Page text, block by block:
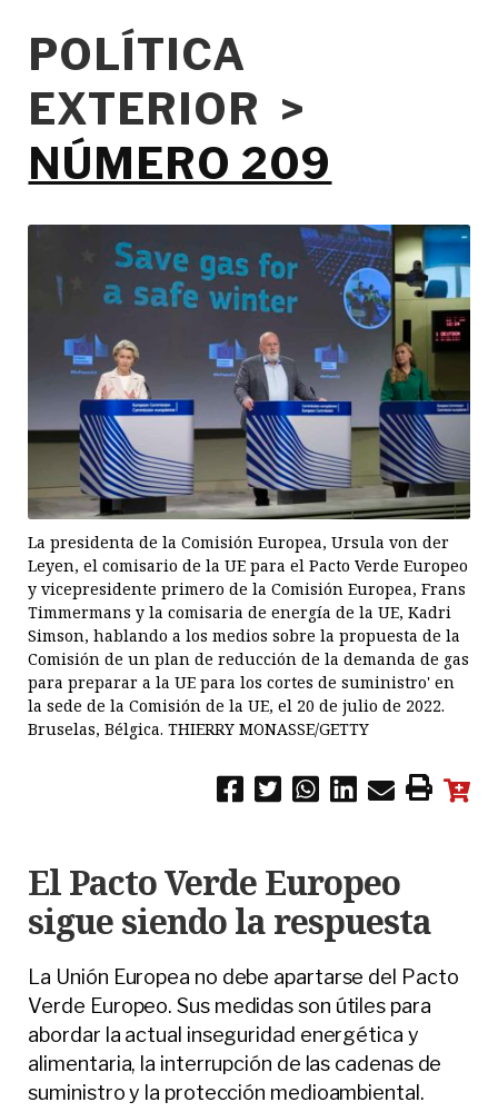
POLÍTICA
EXTERIOR >
NÚMERO 209
La presidenta de la Comisión Europea, Ursula von der
Leyen, el comisario de la UE para el Pacto Verde Europeo
y vicepresidente primero de la Comisión Europea, Frans
Timmermans y la comisaria de energía de la UE, Kadri
Simson, hablando a los medios sobre la propuesta de la
Comisión de un plan de reducción de la demanda de gas
para preparar a la UE para los cortes de suministro' en
la sede de la Comisión de la UE, el 20 de julio de 2022.
Bruselas, Bélgica. THIERRY MONASSE/GETTY
El Pacto Verde Europeo
sigue siendo la respuesta
La Unión Europea no debe apartarse del Pacto
Verde Europeo. Sus medidas son útiles para
abordar la actual inseguridad energética y
alimentaria, la interrupción de las cadenas de
suministro y la protección medioambiental.